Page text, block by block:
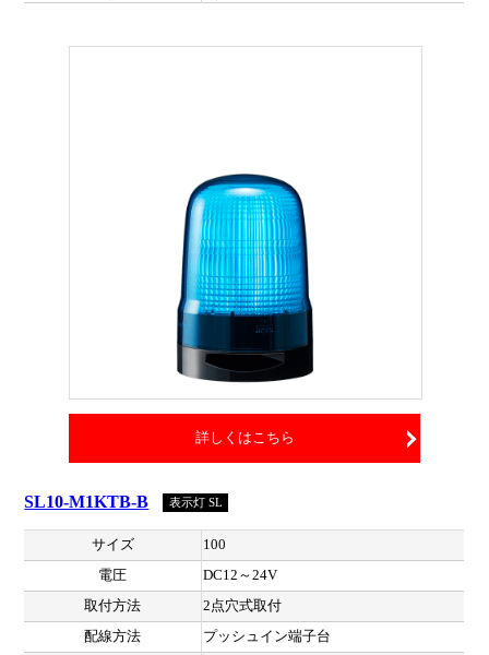
詳しくはこちら
SL10-M1KTB-B 表示灯 SL
サイズ
100
電圧
DC12～24V
取付方法
2点穴式取付
配線方法
プッシュイン端子台